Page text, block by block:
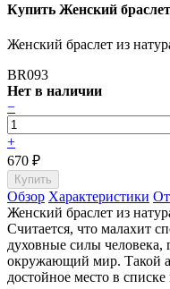
Купить Женский
Женский браслет из
BR093
Нет в наличии
−
+
670 ₽
Обзор Характеристики
Женский браслет из
Считается, что малахит
духовные силы человека,
окружающий мир. Такой
достойное место в